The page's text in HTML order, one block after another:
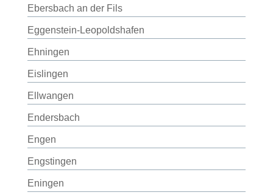
Ebersbach an der Fils
Eggenstein-Leopoldshafen
Ehningen
Eislingen
Ellwangen
Endersbach
Engen
Engstingen
Eningen